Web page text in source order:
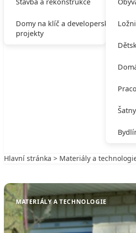
Domy na klíč a developerské
projekty
Hlavní stránka > Materiály a
MATERIÁLY A TECHNOLOGIE